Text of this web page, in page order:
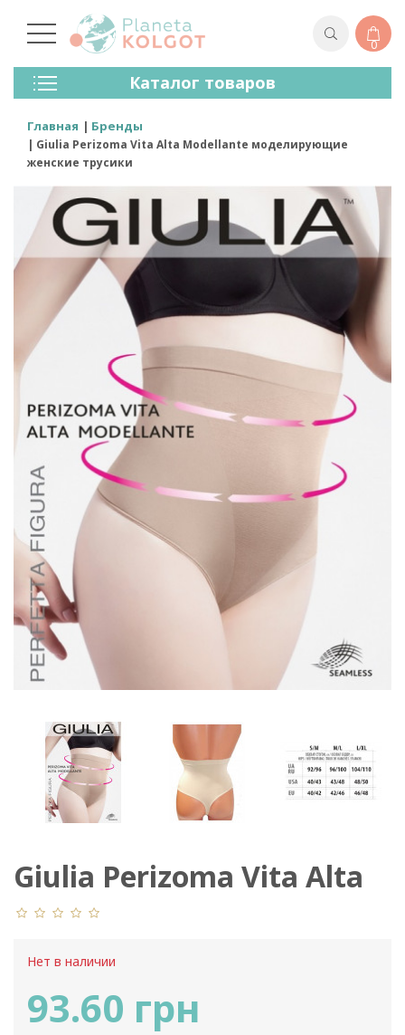
0
Каталог товаров
Колготки
Чулки
Лосины (леггинсы)
Носки И Гольфы
Спортивная Одежда
Для Мужчин
Для Детей
Бренды
Главная Бренды
Giulia Perizoma Vita Alta Modellante моделирующие
женские трусики
Giulia Perizoma Vita Alta
Modellante
Нет в наличии
93.60 грн